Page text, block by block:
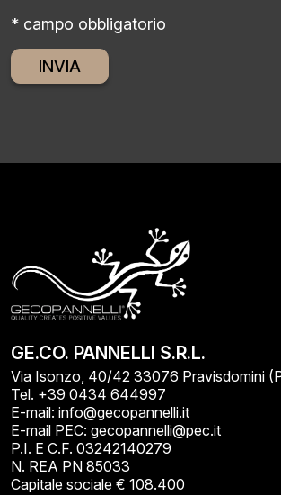
* campo obbligatorio
GE.CO. PANNELLI S.R.L.
Via Isonzo, 40/42 33076 Pravisdomini
Tel. +39 0434 644997
E-mail: info@gecopannelli.it
E-mail PEC: gecopannelli@pec.it
P.I. E C.F. 03242140279
N. REA PN 85033
Capitale sociale € 108.400